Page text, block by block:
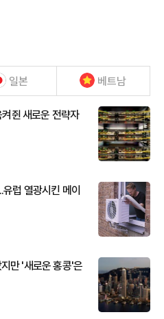
일본 베트남
쥔 새로운 전략자
럽 열광시킨 메이
만 '새로운 홍콩'은